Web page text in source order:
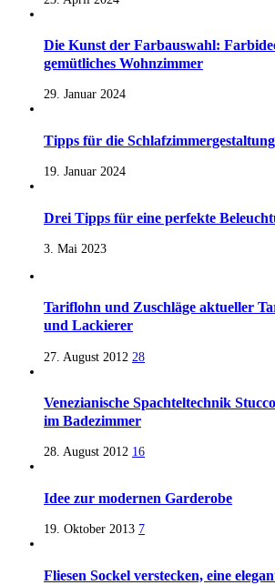
Die Kunst der Farbauswahl:
gemütliches Wohnzimmer
29. Januar 2024
Tipps für die Schlafzimmergestaltung
19. Januar 2024
Drei Tipps für eine perfekte
3. Mai 2023
Tariflohn und Zuschläge aktueller
und Lackierer
27. August 2012 28
Venezianische Spachteltechnik
im Badezimmer
28. August 2012 16
Idee zur modernen Garderobe
19. Oktober 2013 7
Fliesen Sockel verstecken, eine